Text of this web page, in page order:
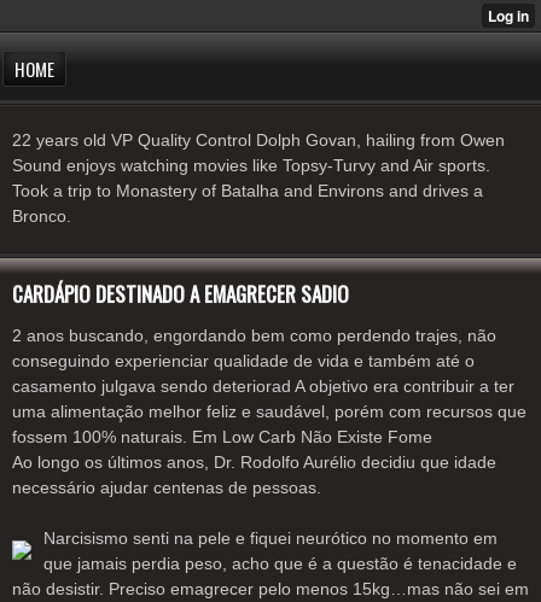
HOME
22 years old VP Quality Control Dolph Govan, hailing from Owen
Sound enjoys watching movies like Topsy-Turvy and Air sports.
Took a trip to Monastery of Batalha and Environs and drives a
Bronco.
CARDÁPIO DESTINADO A EMAGRECER SADIO
2 anos buscando, engordando bem como perdendo trajes, não
conseguindo experienciar qualidade de vida e também até o
casamento julgava sendo deteriorad A objetivo era contribuir a ter
uma alimentação melhor feliz e saudável, porém com recursos que
fossem 100% naturais. Em Low Carb Não Existe Fome
Ao longo os últimos anos, Dr. Rodolfo Aurélio decidiu que idade
necessário ajudar centenas de pessoas.
Narcisismo senti na pele e fiquei neurótico no momento em
que jamais perdia peso, acho que é a questão é tenacidade e
não desistir. Preciso emagrecer pelo menos 15kg…mas não sei em